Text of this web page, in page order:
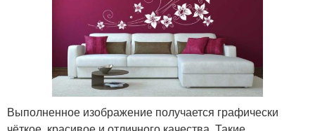
Выполненное изображение получается графически